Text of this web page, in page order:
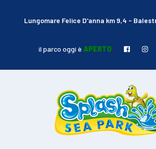
Lungomare Felice D'anna km 9,4 -
il parco oggi è APERTO